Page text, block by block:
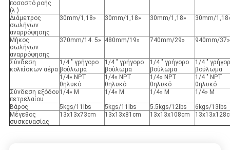
ποσοστό ροής
(λ.)
Διάμετρος
σωλήνων
αναρρόφησης
30mm/1,18» 30mm/1,18» 30mm/1,18» 30mm/
Μήκος
σωλήνων
αναρρόφησης
370mm/14. 5» 480mm/19» 740mm/29» 940mm/37»
Σύνδεση
κολπίσκων αέρα
1/4 " γρήγορο
βούλωμα
1/4 " γρήγορο
βούλωμα
1/4 " γρήγορο
βούλωμα
1/4 "
βούλωμα
1/4» NPT
θηλυκό
1/4» NPT
θηλυκό
1/4» NPT
θηλυκό
1/4 " NPT
θηλυκό
Σύνδεση εξόδου
πετρελαίου
1/4» Μ 1/4» Μ 1/4» Μ 1/4» Μ
Βάρος 5kgs/11lbs 5kgs/11lbs 5.5kgs/12lbs
6kgs/13lbs
Μέγεθος
συσκευασίας
13x13x73cm 13x13x81cm 13x13x108cm